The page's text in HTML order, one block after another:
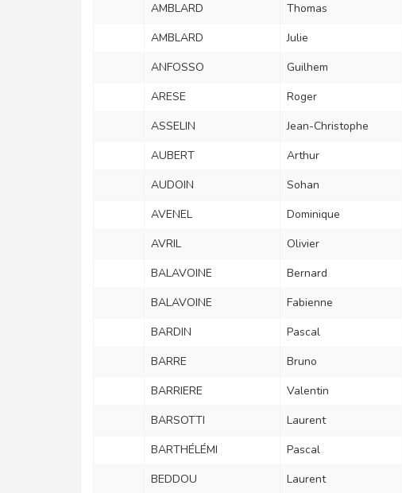
AMBLARD Thomas
AMBLARD Julie
ANFOSSO Guilhem
ARESE Roger
ASSELIN Jean-Christophe
AUBERT Arthur
AUDOIN Sohan
AVENEL Dominique
AVRIL Olivier
BALAVOINE Bernard
BALAVOINE Fabienne
BARDIN Pascal
BARRE Bruno
BARRIERE Valentin
BARSOTTI Laurent
BARTHÉLÉMI Pascal
BEDDOU Laurent